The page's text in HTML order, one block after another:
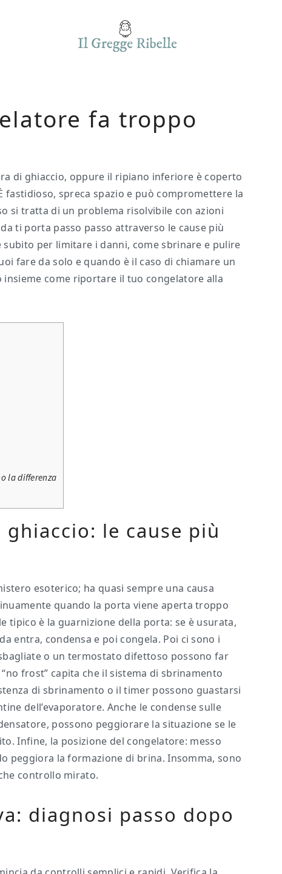
fa troppo
di ghiaccio, oppure il ripiano inferiore è coperto
fastidioso, spreca spazio e può compromettere la
si tratta di un problema risolvibile con azioni
ti porta passo passo attraverso le cause più
per limitare i danni, come sbrinare e pulire
fare da solo e quando è il caso di chiamare un
come riportare il tuo congelatore alla
la differenza
le cause più
esoterico; ha quasi sempre una causa
quando la porta viene aperta troppo
tipico è la guarnizione della porta: se è usurata,
entra, condensa e poi congela. Poi ci sono i
o un termostato difettoso possono far
frost” capita che il sistema di sbrinamento
di sbrinamento o il timer possono guastarsi
dell’evaporatore. Anche le condense sulle
possono peggiorare la situazione se le
Infine, la posizione del congelatore: messo
peggiora la formazione di brina. Insomma, sono
controllo mirato.
diagnosi passo dopo